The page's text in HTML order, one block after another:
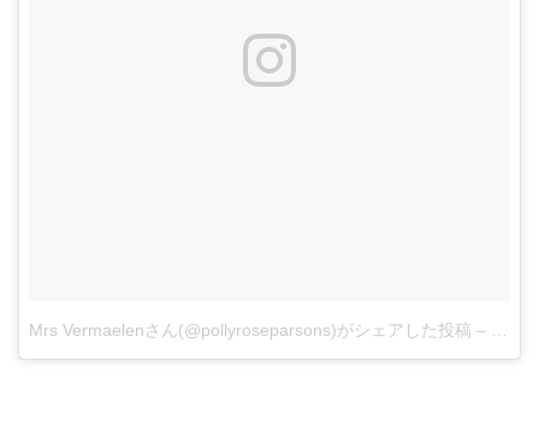
Mrs Vermaelenさん(@pollyroseparsons)がシェアした投稿 –